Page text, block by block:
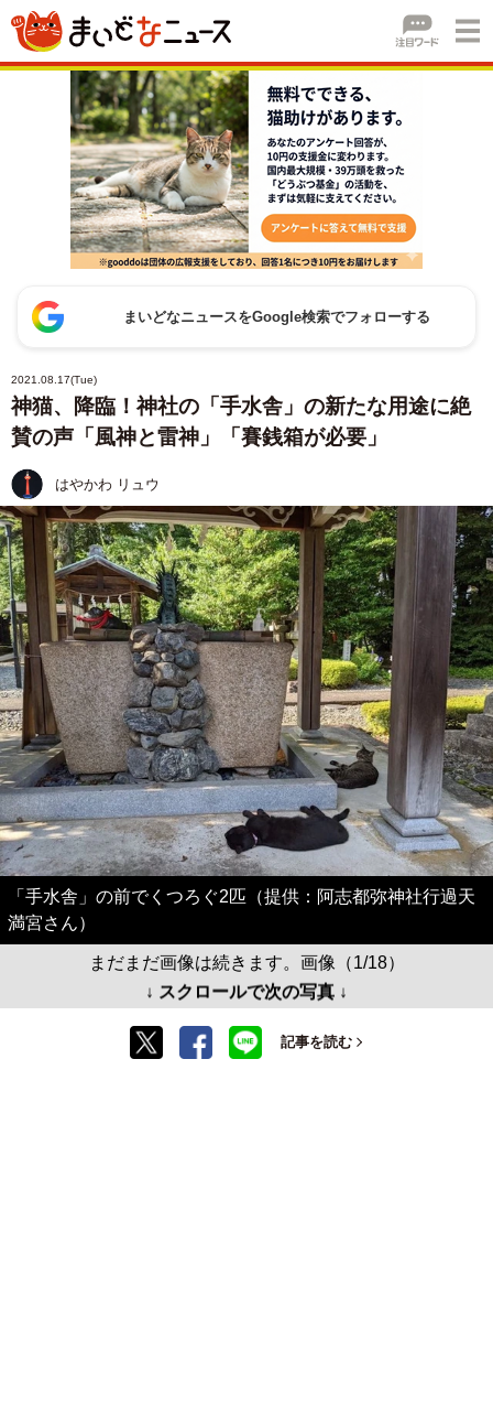
まいどなニュースをGoogle検索でフォローする
2021.08.17(Tue)
神猫、降臨！神社の「手水舎」の新たな用途に絶
賛の声「風神と雷神」「賽銭箱が必要」
はやかわ リュウ
「手水舎」の前でくつろぐ2匹（提供：阿志都弥神社行過天
満宮さん）
まだまだ画像は続きます。画像（1/18）
↓ スクロールで次の写真 ↓
記事を読む